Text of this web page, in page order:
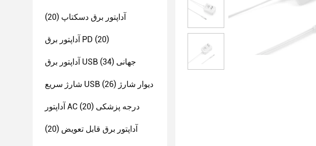
آداپتور برق دسکتاپ (20)
آداپتور برق PD (20)
آداپتور برق USB جهانی (34)
شارژ سریع USB دیوار شارژ (26)
آداپتور AC درجه پزشکی (20)
آداپتور برق قابل تعویض (20)